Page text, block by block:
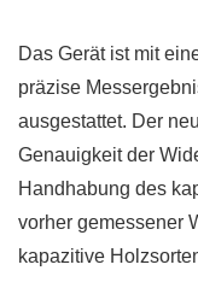
Das Gerät ist mit
präzise
ausgestattet. Der
Genauigkeit der
Handhabung des
vorher gemessener
kapazitive